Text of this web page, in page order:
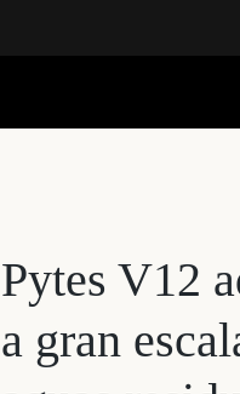
Pytes V12
a gran